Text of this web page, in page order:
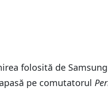
folosită de
pe comutatorul